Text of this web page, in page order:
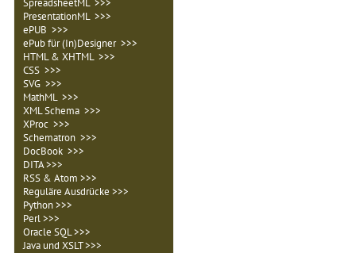
SpreadsheetML >>>
PresentationML >>>
ePUB >>>
ePub für (In)Designer >>>
HTML & XHTML >>>
CSS >>>
SVG >>>
MathML >>>
XML Schema >>>
XProc >>>
Schematron >>>
DocBook >>>
DITA >>>
RSS & Atom >>>
Reguläre Ausdrücke >>>
Python >>>
Perl >>>
Oracle SQL >>>
Java und XSLT >>>